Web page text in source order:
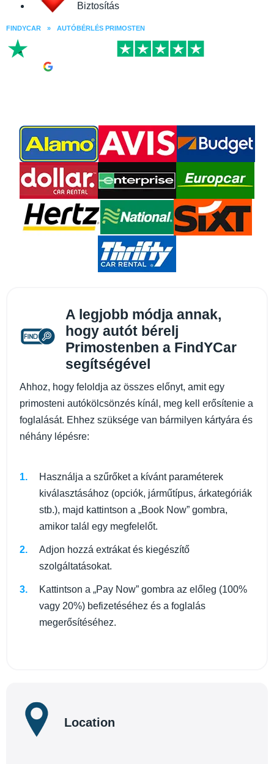
Biztosítás
FINDYCAR » AUTÓBÉRLÉS PRIMOSTEN
A legjobb módja annak,
hogy autót bérelj
Primostenben a FindYCar
segítségével
Ahhoz, hogy feloldja az összes előnyt, amit egy
primosteni autókölcsönzés kínál, meg kell erősítenie a
foglalását. Ehhez szüksége van bármilyen kártyára és
néhány lépésre:
Használja a szűrőket a kívánt paraméterek
kiválasztásához (opciók, járműtípus, árkategóriák
stb.), majd kattintson a „Book Now” gombra,
amikor talál egy megfelelőt.
Adjon hozzá extrákat és kiegészítő
szolgáltatásokat.
Kattintson a „Pay Now” gombra az előleg (100%
vagy 20%) befizetéséhez és a foglalás
megerősítéséhez.
Location